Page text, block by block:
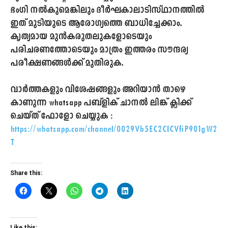
ഭംഗി നൽകുമെങ്കിലും ദീർഘകാലാടിസ്ഥാനത്തിൽ
ഇത് മുടിയുടെ ആരോഗ്യത്തെ ബാധിച്ചേക്കാം.
കൃത്യമായ മുൻകരുതലുകളോടെയും
പരിചരണത്തോടെയും മാത്രം ഇത്തരം സൗന്ദര്യ
പരീക്ഷണങ്ങൾക്ക് മുതിരുക.
വാർത്തകളും വിശേഷങ്ങളും അറിയാൻ താഴെ
കാണുന്ന whatsapp പബ്ളിക് ചാനൽ ലിങ്ക് ക്ലിക്ക്
ചെയ്ത് ഫോളോ ചെയ്യുക :
https://whatsapp.com/channel/0029Vb5EC2CICVfiP901gW2
T
Share this: